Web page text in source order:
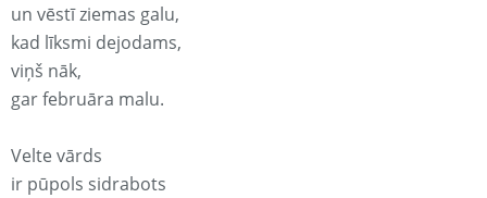
un vēstī ziemas galu,
kad līksmi dejodams,
viņš nāk,
gar februāra malu.
Velte vārds
ir pūpols sidrabots